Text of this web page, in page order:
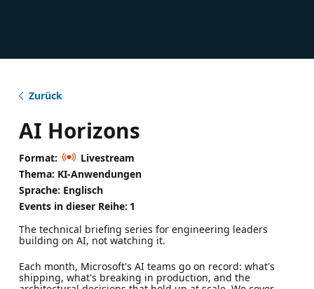
Zurück
AI Horizons
Format:
Livestream
Thema: KI-Anwendungen
Sprache: Englisch
Events in dieser Reihe: 1
The technical briefing series for engineering leaders
building on AI, not watching it.
Each month, Microsoft's AI teams go on record: what's
shipping, what's breaking in production, and the